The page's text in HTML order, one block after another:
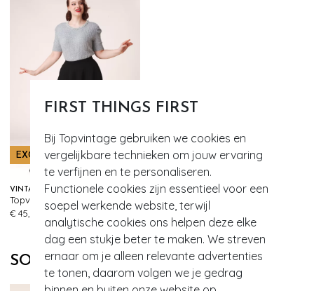
FIRST THINGS FIRST
Bij Topvintage gebruiken we cookies en
vergelijkbare technieken om jouw ervaring
te verfijnen en te personaliseren.
Functionele cookies zijn essentieel voor een
soepel werkende website, terwijl
analytische cookies ons helpen deze elke
dag een stukje beter te maken. We streven
ernaar om je alleen relevante advertenties
te tonen, daarom volgen we je gedrag
EXCLUSIEF
VINTAGE CHIC FOR TOPVINTAGE
€ 45,95
999+
SOORTGELIJKE PRODUCTEN